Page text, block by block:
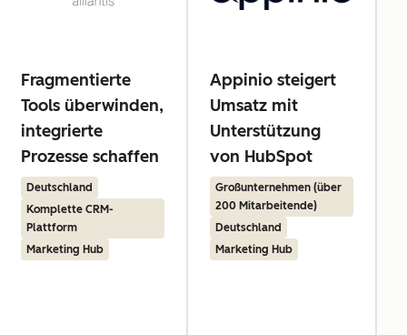
Fragmentierte
Tools überwinden,
integrierte
Prozesse schaffen
Deutschland
Komplette CRM-
Plattform
Marketing Hub
Appinio steigert
Umsatz mit
Unterstützung
von HubSpot
Großunternehmen (über
200 Mitarbeitende)
Deutschland
Marketing Hub